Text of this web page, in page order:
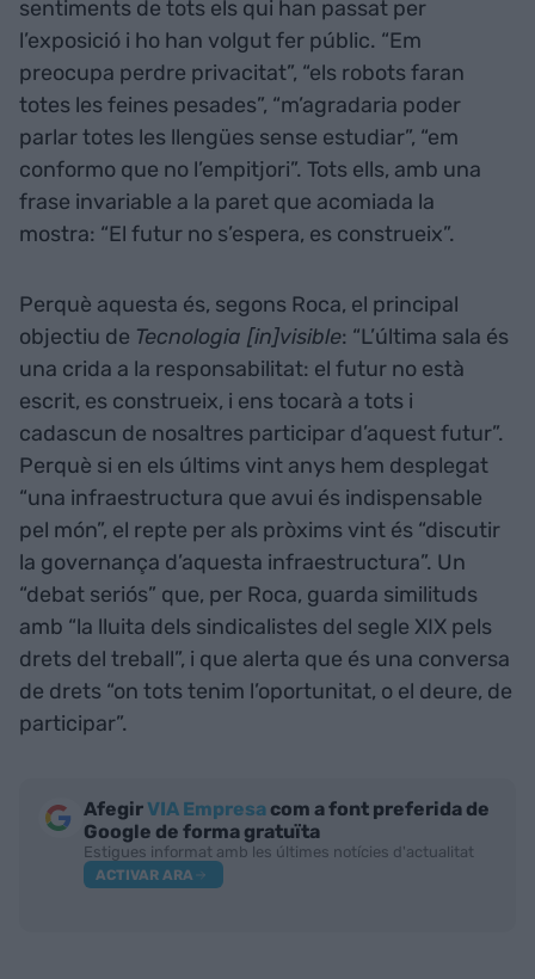
sentiments de tots els qui han passat per
l’exposició i ho han volgut fer públic. “Em
preocupa perdre privacitat”, “els robots faran
totes les feines pesades”, “m’agradaria poder
parlar totes les llengües sense estudiar”, “em
conformo que no l’empitjori”. Tots ells, amb una
frase invariable a la paret que acomiada la
mostra: “El futur no s’espera, es construeix”.
Perquè aquesta és, segons Roca, el principal
objectiu de Tecnologia [in]visible: “L’última sala és
una crida a la responsabilitat: el futur no està
escrit, es construeix, i ens tocarà a tots i
cadascun de nosaltres participar d’aquest futur”.
Perquè si en els últims vint anys hem desplegat
“una infraestructura que avui és indispensable
pel món”, el repte per als pròxims vint és “discutir
la governança d’aquesta infraestructura”. Un
“debat seriós” que, per Roca, guarda similituds
amb “la lluita dels sindicalistes del segle XIX pels
drets del treball”, i que alerta que és una conversa
de drets “on tots tenim l’oportunitat, o el deure, de
participar”.
AfegirVIA Empresa com a font preferida de
Google de forma gratuïta
Estigues informat amb les últimes notícies d'actualitat
ACTIVAR ARA